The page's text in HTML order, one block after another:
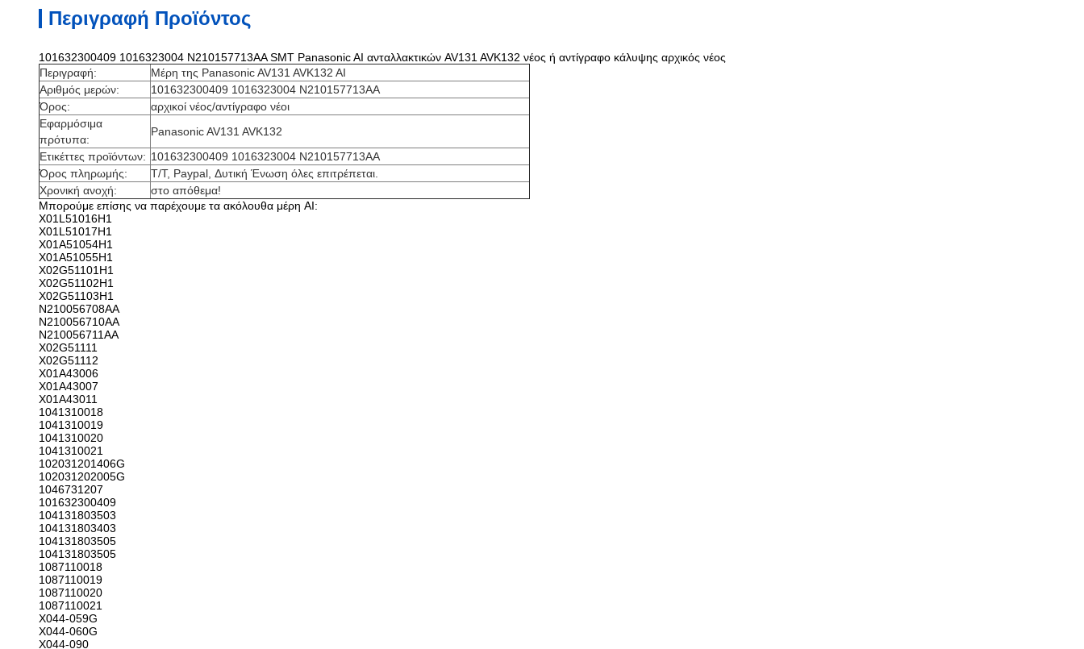
Περιγραφή Προϊόντος
101632300409 1016323004 N210157713AA SMT Panasonic AI ανταλλακτικών AV131 AVK132 νέος ή αντίγραφο κάλυψης αρχικός νέος
Περιγραφή:
Μέρη της Panasonic AV131 AVK132 AI
Αριθμός μερών:
101632300409 1016323004 N210157713AA
Όρος:
αρχικοί νέος/αντίγραφο νέοι
Εφαρμόσιμα
πρότυπα:
Panasonic AV131 AVK132
Ετικέττες προϊόντων: 101632300409 1016323004 N210157713AA
Όρος πληρωμής:
T/T, Paypal, Δυτική Ένωση όλες επιτρέπεται.
Χρονική ανοχή:
στο απόθεμα!
Μπορούμε επίσης να παρέχουμε τα ακόλουθα μέρη AI:
X01L51016H1
X01L51017H1
X01A51054H1
X01A51055H1
X02G51101H1
X02G51102H1
X02G51103H1
N210056708AA
N210056710AA
N210056711AA
X02G51111
X02G51112
X01A43006
X01A43007
X01A43011
1041310018
1041310019
1041310020
1041310021
102031201406G
102031202005G
1046731207
101632300409
104131803503
104131803403
104131803505
104131803505
1087110018
1087110019
1087110020
1087110021
X044-059G
X044-060G
X044-090